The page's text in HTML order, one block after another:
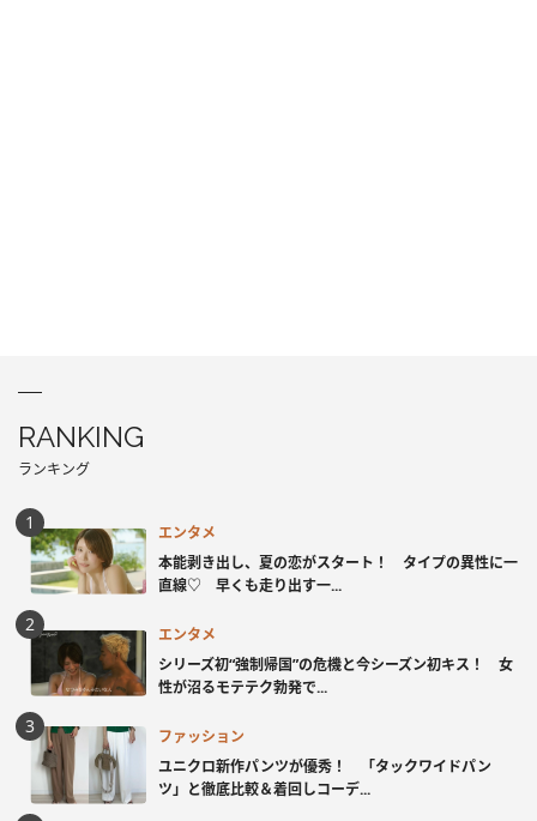
RANKING
ランキング
エンタメ
本能剥き出し、夏の恋がスタート！ タイプの異性に一
直線♡ 早くも走り出す一...
エンタメ
シリーズ初“強制帰国”の危機と今シーズン初キス！ 女
性が沼るモテテク勃発で...
ファッション
ユニクロ新作パンツが優秀！ 「タックワイドパン
ツ」と徹底比較＆着回しコーデ...